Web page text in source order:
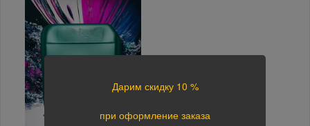
Дарим скидку 10 %
при оформление заказа